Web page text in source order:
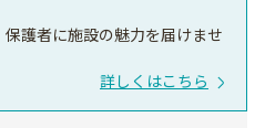
護者に施設の魅力を届けませ
詳しくはこちら